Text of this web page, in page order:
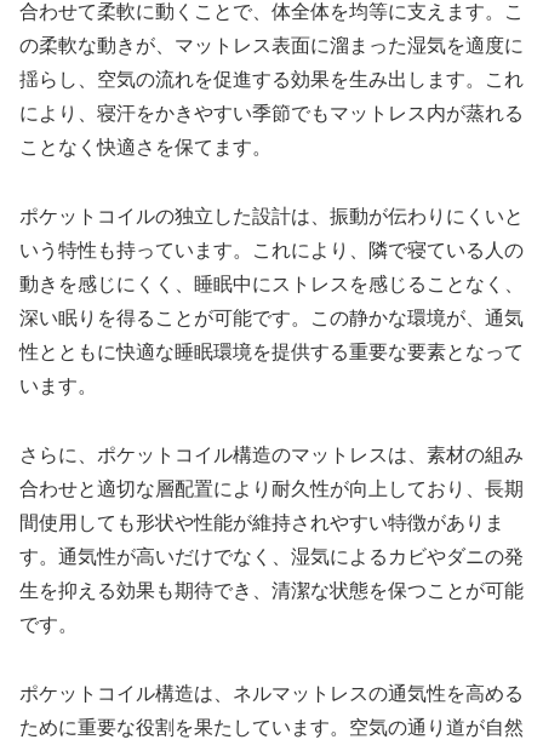
合わせて柔軟に動くことで、体全体を均等に支えます。こ
の柔軟な動きが、マットレス表面に溜まった湿気を適度に
揺らし、空気の流れを促進する効果を生み出します。これ
により、寝汗をかきやすい季節でもマットレス内が蒸れる
ことなく快適さを保てます。
ポケットコイルの独立した設計は、振動が伝わりにくいと
いう特性も持っています。これにより、隣で寝ている人の
動きを感じにくく、睡眠中にストレスを感じることなく、
深い眠りを得ることが可能です。この静かな環境が、通気
性とともに快適な睡眠環境を提供する重要な要素となって
います。
さらに、ポケットコイル構造のマットレスは、素材の組み
合わせと適切な層配置により耐久性が向上しており、長期
間使用しても形状や性能が維持されやすい特徴がありま
す。通気性が高いだけでなく、湿気によるカビやダニの発
生を抑える効果も期待でき、清潔な状態を保つことが可能
です。
ポケットコイル構造は、ネルマットレスの通気性を高める
ために重要な役割を果たしています。空気の通り道が自然